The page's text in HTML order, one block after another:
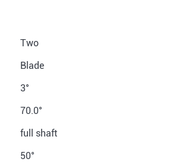
Two
Blade
3°
70.0°
full shaft
50°